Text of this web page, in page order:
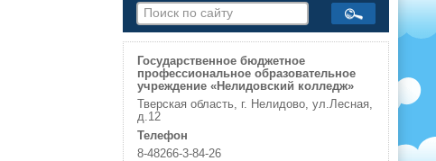
Государственное бюджетное
профессиональное образовательное
учреждение «Нелидовский колледж»
Тверская область, г. Нелидово, ул.Лесная,
д.12
Телефон
8-48266-3-84-26